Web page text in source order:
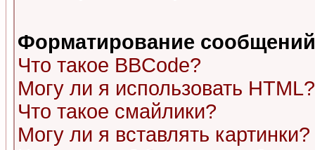
Форматирование
Что такое BBCode?
Могу ли я использовать HTML?
Что такое смайлики?
Могу ли я вставлять картинки?